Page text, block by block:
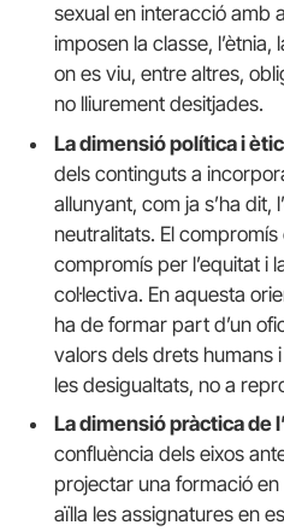
sexual en interacció amb
imposen la classe, l’ètnia,
on es viu, entre altres,
no lliurement desitjades.
La dimensió política i
dels continguts a
allunyant, com ja s’ha dit,
neutralitats. El
compromís per l’equitat i
col·lectiva. En aquesta
ha de formar part d’un
valors dels drets humans
les desigualtats, no a
La dimensió pràctica de
confluència dels eixos
projectar una formació en
aïlla les assignatures en